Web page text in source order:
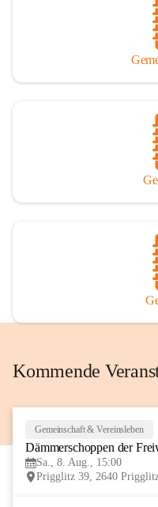
Kommende
Gemeinschaft & Vereinsleben
Dämmerschoppen der
Sa., 8. Aug., 15:00
Prigglitz 39, 2640